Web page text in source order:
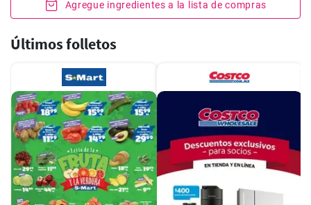
Agregue ingredientes a la lista de compras
Últimos folletos